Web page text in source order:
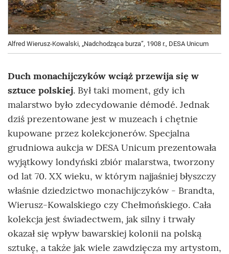
Alfred Wierusz-Kowalski, „Nadchodząca burza”, 1908 r., DESA Unicum
Duch monachijczyków wciąż przewija się w
sztuce polskiej. Był taki moment, gdy ich
malarstwo było zdecydowanie démodé. Jednak
dziś prezentowane jest w muzeach i chętnie
kupowane przez kolekcjonerów. Specjalna
grudniowa aukcja w DESA Unicum prezentowała
wyjątkowy londyński zbiór malarstwa, tworzony
od lat 70. XX wieku, w którym najjaśniej błyszczy
właśnie dziedzictwo monachijczyków - Brandta,
Wierusz-Kowalskiego czy Chełmońskiego. Cała
kolekcja jest świadectwem, jak silny i trwały
okazał się wpływ bawarskiej kolonii na polską
sztukę, a także jak wiele zawdzięcza my artystom,